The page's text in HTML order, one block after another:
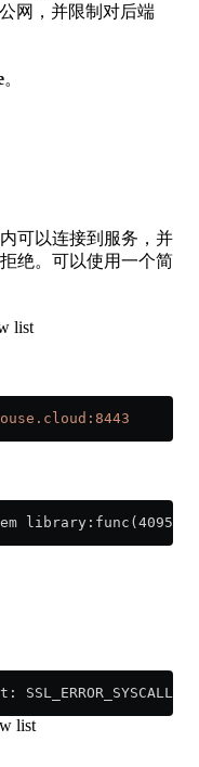
网，并限制对后端
。
可以连接到服务，并
绝。可以使用一个简
list
list